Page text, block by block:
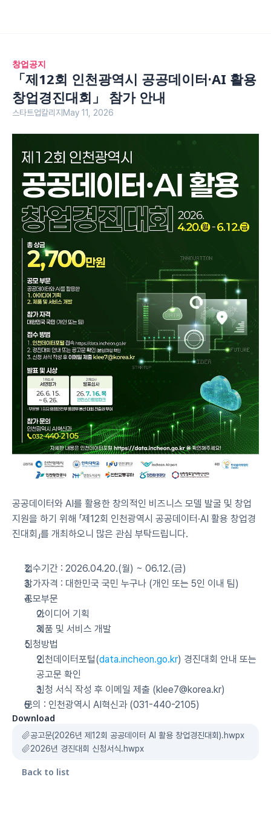
창업공지
「제12회 인천광역시 공공데이터·AI 활용
창업경진대회」 참가 안내
스타트업칼리지 May 11, 2026
공공데이터와 AI를 활용한 창의적인 비즈니스 모델 발굴 및 창업
지원을 하기 위해 「제12회 인천광역시 공공데이터·AI 활용 창업경
진대회」를 개최하오니 많은 관심 부탁드립니다.
접수기간 : 2026.04.20.(월) ~ 06.12.(금)
참가자격 : 대한민국 국민 누구나 (개인 또는 5인 이내 팀)
공모부문
아이디어 기획
제품 및 서비스 개발
신청방법
인천데이터포털(data.incheon.go.kr) 경진대회 안내 또는
공고문 확인
신청 서식 작성 후 이메일 제출 (klee7@korea.kr)
문의 : 인천광역시 AI혁신과 (031-440-2105)
Download
공고문(2026년 제12회 공공데이터 AI 활용 창업경진대회).hwpx
2026년 경진대회 신청서식.hwpx
Back to list